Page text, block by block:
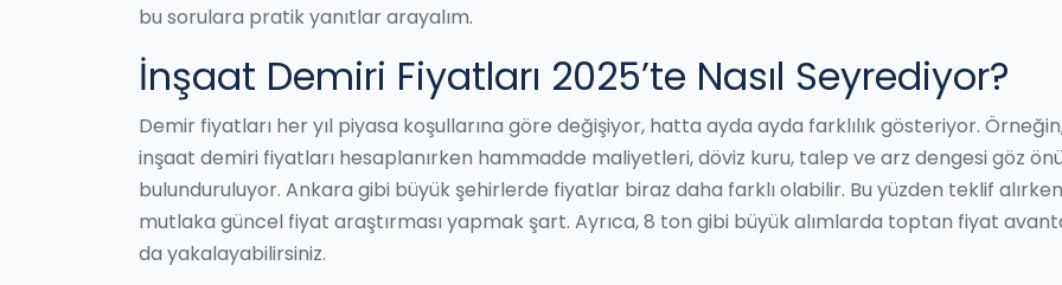
bu sorulara pratik yanıtlar arayalım.
İnşaat Demiri Fiyatları 2025’te Nasıl Seyrediyor?
Demir fiyatları her yıl piyasa koşullarına göre değişiyor, hatta ayda ayda farklılık gösteriyor.
inşaat demiri fiyatları hesaplanırken hammadde maliyetleri, döviz kuru, talep ve arz dengesi göz
bulunduruluyor. Ankara gibi büyük şehirlerde fiyatlar biraz daha farklı olabilir. Bu yüzden teklif alırken
mutlaka güncel fiyat araştırması yapmak şart. Ayrıca, 8 ton gibi büyük alımlarda toptan fiyat
da yakalayabilirsiniz.